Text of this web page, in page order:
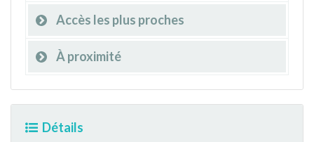
Accès les plus proches
À proximité
Détails